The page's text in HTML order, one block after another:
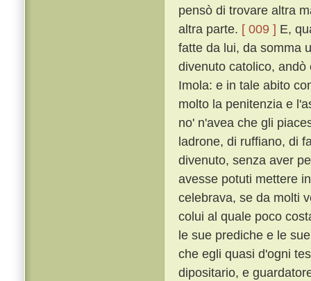
pensò di trovare altra
altra parte. [ 009 ] E,
fatte da lui, da somma
divenuto catolico,
Imola: e in tale abito
molto la penitenzia e
no' n'avea che gli
ladrone, di ruffiano, di
divenuto, senza aver
avesse potuti mettere
celebrava, se da molti
colui al quale poco
le sue prediche e le
che egli quasi d'ogni
dipositario, e